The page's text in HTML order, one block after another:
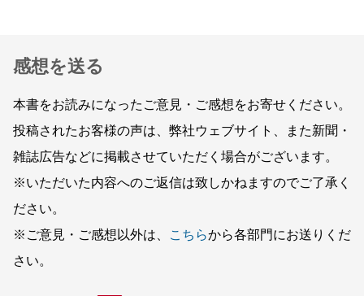
感想を送る
本書をお読みになったご意見・ご感想をお寄せください。
投稿されたお客様の声は、弊社ウェブサイト、また新聞・
雑誌広告などに掲載させていただく場合がございます。
※いただいた内容へのご返信は致しかねますのでご了承く
ださい。
※ご意見・ご感想以外は、
こちらから各部門にお送りくだ
さい。